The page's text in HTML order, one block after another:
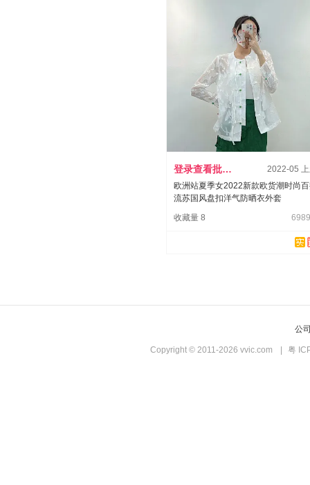
登录查看批发价
2022-05
欧洲站夏季女2022新款欧货潮时尚
流苏国风盘扣洋气防晒衣外套
收藏量 8
公
Copyright © 2011-2026 vvic.com 粤